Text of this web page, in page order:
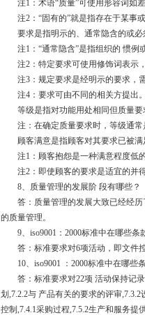
注1：术语“质量”可使用形容词如
注2：“固有的”就是指存在于某事
要求是指明示的、通常隐含的或必
注1：“通常隐含”是指组织的 惯例
注2：特定要求可使用修饰词表示
注3：规定要求是经明示的要求，
注4：要求可由不同的相关方提出
等级是指对功能用处相同但质量要
注：在确定质量要求时，等级通常
顾客满意是指顾客对其要求已被满
注1：顾客抱怨是一种满意程度低的
注2：即使顾客的要求是适宜的并
8、质量管理的发展阶 段有哪些？
答：质量管理的发展大致已经经历
的质量管理。
9、iso9001：2000标准中在哪些条
答：标准要求对6项活动，即文件控
10、iso9001 ：2000标准中在哪些
答：标准要求对22项 活动保持记录,
划,7.2.2与 产品有关的要求的评审
控制,7.4.1采购过程,7.5.2生产和服务提